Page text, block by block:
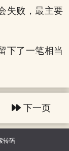
失败，最主要
下了一笔相当
下一页
转码